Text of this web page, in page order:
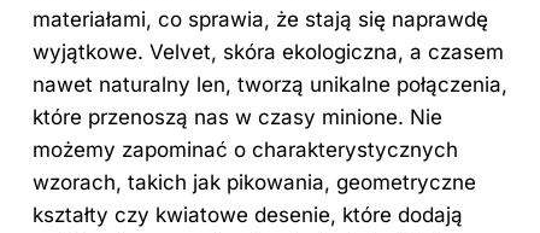
materiałami, co sprawia, że stają się naprawdę
wyjątkowe. Velvet, skóra ekologiczna, a czasem
nawet naturalny len, tworzą unikalne połączenia,
które przenoszą nas w czasy minione. Nie
możemy zapominać o charakterystycznych
wzorach, takich jak pikowania, geometryczne
kształty czy kwiatowe desenie, które dodają